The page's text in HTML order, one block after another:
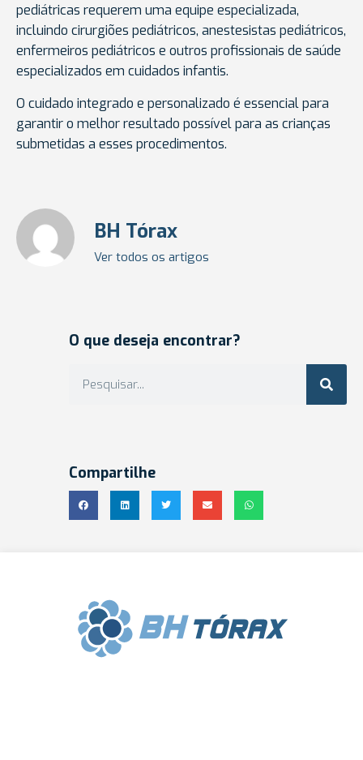
pediátricas requerem uma equipe especializada,
incluindo cirurgiões pediátricos, anestesistas pediátricos,
enfermeiros pediátricos e outros profissionais de saúde
especializados em cuidados infantis.
O cuidado integrado e personalizado é essencial para
garantir o melhor resultado possível para as crianças
submetidas a esses procedimentos.
BH Tórax
Ver todos os artigos
O que deseja encontrar?
Compartilhe